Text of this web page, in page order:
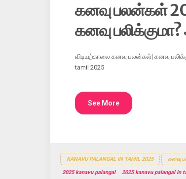
கனவு பலன்கள்
கனவு
விடியற்காலை கனவு பலன்கள்| கனவு
tamil 2025
See More
KANAVU PALANGAL IN TAMIL 2025 கனவு
2025 kanavu palangal 2025 kanavu palangal in